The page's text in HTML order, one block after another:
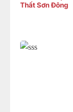
Thất Sơn Đông